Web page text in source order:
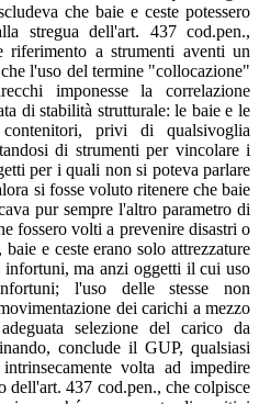
che baie e ceste potessero
stregua dell'art. 437 cod.pen.,
riferimento a strumenti aventi un
l'uso del termine "collocazione"
imponesse la correlazione
di stabilità strutturale: le baie e le
privi di qualsivoglia
di strumenti per vincolare i
per i quali non si poteva parlare
si fosse voluto ritenere che baie
pur sempre l'altro parametro di
fossero volti a prevenire disastri o
e ceste erano solo attrezzature
ma anzi oggetti il cui uso
l'uso delle stesse non
dei carichi a mezzo
selezione del carico da
conclude il GUP, qualsiasi
volta ad impedire
dell'art. 437 cod.pen., che colpisce